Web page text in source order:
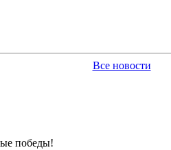
Все новости
победы!